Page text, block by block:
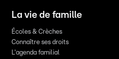
La vie de famille
Écoles & Crèches
Connaître ses droits
L'agenda familial